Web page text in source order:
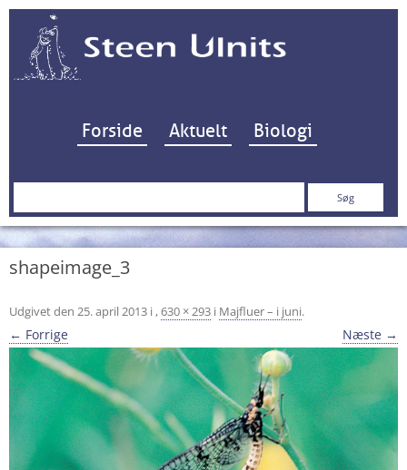
Hop til indhold
Forside Aktuelt Biologi
Søg
shapeimage_3
Udgivet den 25. april 2013 i ,630 × 293 i Majfluer – i juni.
← Forrige Næste →